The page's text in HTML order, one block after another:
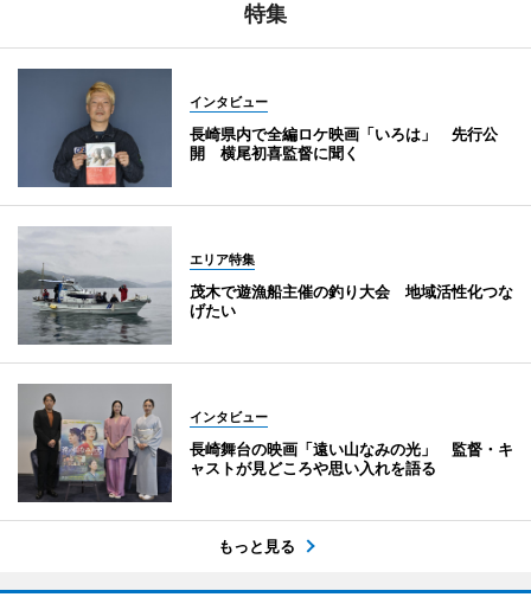
特集
インタビュー
長崎県内で全編ロケ映画「いろは」 先行公
開 横尾初喜監督に聞く
エリア特集
茂木で遊漁船主催の釣り大会 地域活性化つな
げたい
インタビュー
長崎舞台の映画「遠い山なみの光」 監督・キ
ャストが見どころや思い入れを語る
もっと見る